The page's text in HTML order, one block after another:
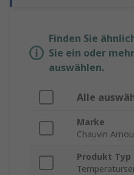
Finden Sie
Sie ein oder
auswählen.
Alle
Marke
Chauvin
Produkt Typ